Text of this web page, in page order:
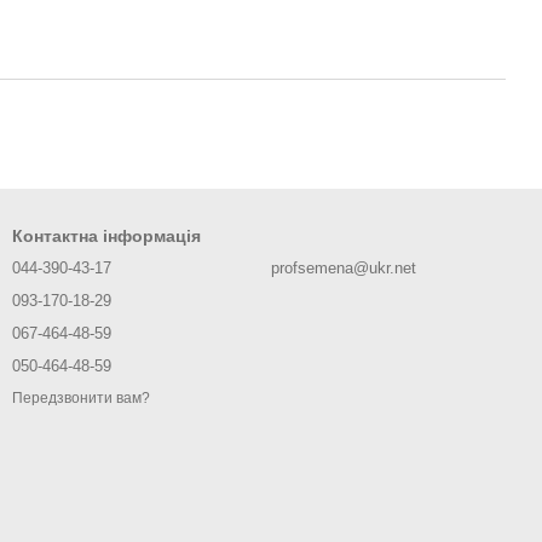
Контактна інформація
044-390-43-17
093-170-18-29
067-464-48-59
050-464-48-59
Передзвонити вам?
profsemena@ukr.net